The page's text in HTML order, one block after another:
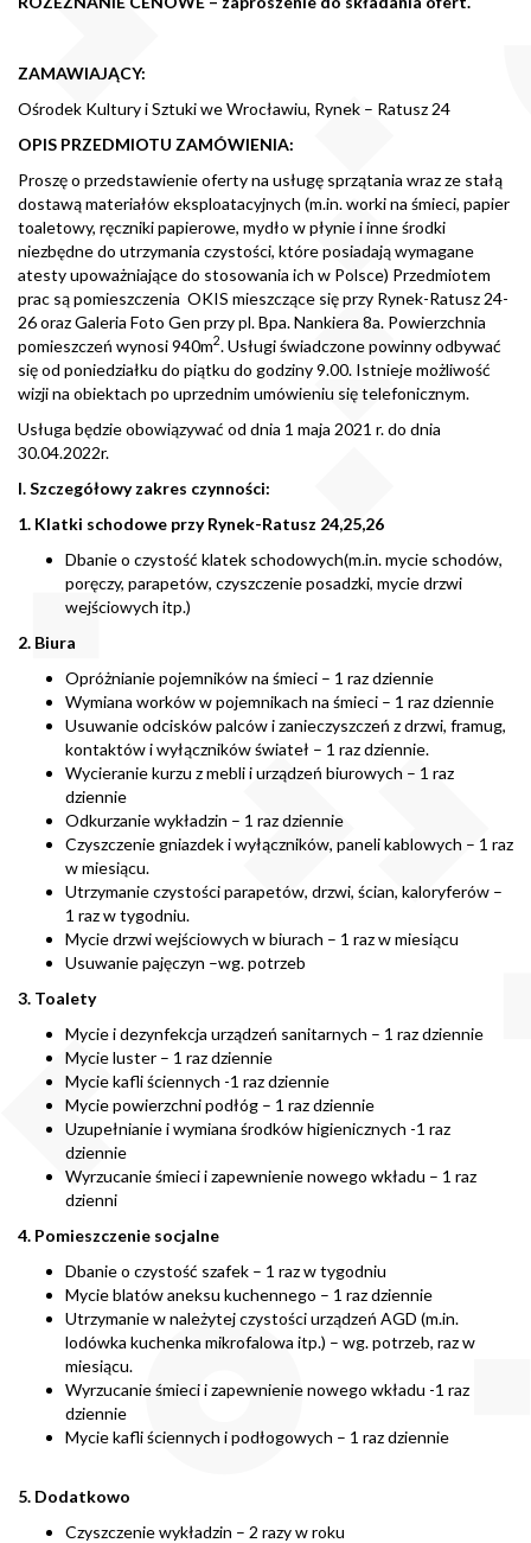
ZAMAWIAJĄCY:
Ośrodek Kultury i Sztuki we Wrocławiu, Rynek – Ratusz 24
OPIS PRZEDMIOTU ZAMÓWIENIA:
Proszę o przedstawienie oferty na usługę sprzątania wraz ze stałą
dostawą materiałów eksploatacyjnych (m.in. worki na śmieci, papier
toaletowy, ręczniki papierowe, mydło w płynie i inne środki
niezbędne do utrzymania czystości, które posiadają wymagane
atesty upoważniające do stosowania ich w Polsce) Przedmiotem
prac są pomieszczenia OKIS mieszczące się przy Rynek-Ratusz 24-
26 oraz Galeria Foto Gen przy pl. Bpa. Nankiera 8a. Powierzchnia
pomieszczeń wynosi 940m2. Usługi świadczone powinny odbywać
się od poniedziałku do piątku do godziny 9.00. Istnieje możliwość
wizji na obiektach po uprzednim umówieniu się telefonicznym.
Usługa będzie obowiązywać od dnia 1 maja 2021 r. do dnia
30.04.2022r.
I. Szczegółowy zakres czynności:
1. Klatki schodowe przy Rynek-Ratusz 24,25,26
Dbanie o czystość klatek schodowych(m.in. mycie schodów,
poręczy, parapetów, czyszczenie posadzki, mycie drzwi
wejściowych itp.)
2. Biura
Opróżnianie pojemników na śmieci – 1 raz dziennie
Wymiana worków w pojemnikach na śmieci – 1 raz dziennie
Usuwanie odcisków palców i zanieczyszczeń z drzwi, framug,
kontaktów i wyłączników świateł – 1 raz dziennie.
Wycieranie kurzu z mebli i urządzeń biurowych – 1 raz
dziennie
Odkurzanie wykładzin – 1 raz dziennie
Czyszczenie gniazdek i wyłączników, paneli kablowych – 1 raz
w miesiącu.
Utrzymanie czystości parapetów, drzwi, ścian, kaloryferów –
1 raz w tygodniu.
Mycie drzwi wejściowych w biurach – 1 raz w miesiącu
Usuwanie pajęczyn –wg. potrzeb
3. Toalety
Mycie i dezynfekcja urządzeń sanitarnych – 1 raz dziennie
Mycie luster – 1 raz dziennie
Mycie kafli ściennych -1 raz dziennie
Mycie powierzchni podłóg – 1 raz dziennie
Uzupełnianie i wymiana środków higienicznych -1 raz
dziennie
Wyrzucanie śmieci i zapewnienie nowego wkładu – 1 raz
dzienni
4. Pomieszczenie socjalne
Dbanie o czystość szafek – 1 raz w tygodniu
Mycie blatów aneksu kuchennego – 1 raz dziennie
Utrzymanie w należytej czystości urządzeń AGD (m.in.
lodówka kuchenka mikrofalowa itp.) – wg. potrzeb, raz w
miesiącu.
Wyrzucanie śmieci i zapewnienie nowego wkładu -1 raz
dziennie
Mycie kafli ściennych i podłogowych – 1 raz dziennie
5. Dodatkowo
Czyszczenie wykładzin – 2 razy w roku